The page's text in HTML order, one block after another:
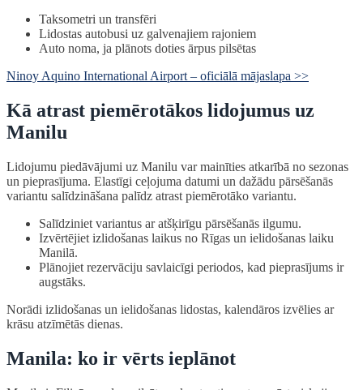
Taksometri un transfēri
Lidostas autobusi uz galvenajiem rajoniem
Auto noma, ja plānots doties ārpus pilsētas
Ninoy Aquino International Airport – oficiālā mājaslapa >>
Kā atrast piemērotākos lidojumus uz
Manilu
Lidojumu piedāvājumi uz Manilu var mainīties atkarībā no sezonas
un pieprasījuma. Elastīgi ceļojuma datumi un dažādu pārsēšanās
variantu salīdzināšana palīdz atrast piemērotāko variantu.
Salīdziniet variantus ar atšķirīgu pārsēšanās ilgumu.
Izvērtējiet izlidošanas laikus no Rīgas un ielidošanas laiku
Manilā.
Plānojiet rezervāciju savlaicīgi periodos, kad pieprasījums ir
augstāks.
Norādi izlidošanas un ielidošanas lidostas, kalendāros izvēlies ar
krāsu atzīmētās dienas.
Manila: ko ir vērts ieplānot